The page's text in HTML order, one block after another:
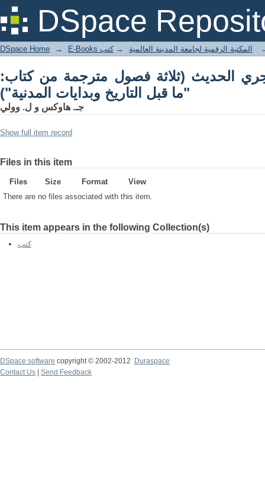
DSpace
من كتاب: "ما قبل التاريخ وبدايات
المدنية")
DSpace Home → E-Books المكتبة الرقمية لجامعة المدينة العالمية → كتب
الحديث (ثلاثة فصول مترجمة من كتاب:
"ما قبل التاريخ وبدايات المدنية")
جـ. هاوكس و ل. وولي
Show full item record
Files in this item
Files Size Format
View
There are no files associated with this item.
This item appears in the following Collection(s)
كتب
DSpace software copyright © 2002-2012
Duraspace
Contact Us
Send Feedback